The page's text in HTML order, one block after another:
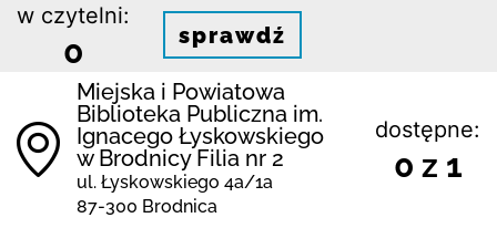
w czytelni:
0 sprawdź
Miejska i Powiatowa
Biblioteka Publiczna im.
Ignacego Łyskowskiego
w Brodnicy Filia nr 2
ul. Łyskowskiego 4a/1a
87-300 Brodnica
dostępne:
0 z 1